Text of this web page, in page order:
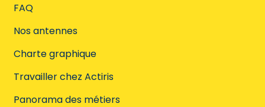
FAQ
Nos antennes
Charte graphique
Travailler chez Actiris
Panorama des métiers